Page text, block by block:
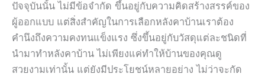
ปัจจุบันนั้น ไม่มีข้อจำกัด ขึ้นอยู่กับความคิดสร้างสรรค์ของ
ผู้ออกแบบ แต่สิ่งสำคัญในการเลือกหลังคาบ้านเราต้อง
คำนึงถึงความคงทนแข็งแรง ซึ่งขึ้นอยู่กับวัสดุแต่ละชนิดที่
นำมาทำหลังคาบ้าน ไม่เพียงแค่ทำให้บ้านของคุณดู
สวยงามเท่านั้น แต่ยังมีประโยชน์หลายอย่าง ไม่ว่าจะกัด